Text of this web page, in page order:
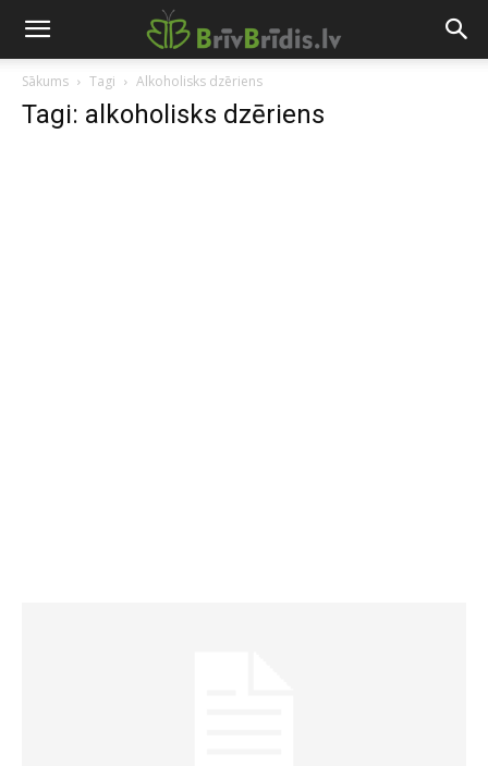
Sākums Tagi Alkoholisks dzēriens
Tagi: alkoholisks dzēriens